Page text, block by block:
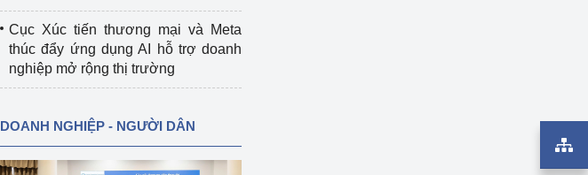
Cục Xúc tiến thương mại và Meta
thúc đẩy ứng dụng AI hỗ trợ doanh
nghiệp mở rộng thị trường
DOANH NGHIỆP - NGƯỜI DÂN